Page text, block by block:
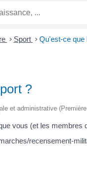
> Sport > Qu'est-ce que
?
et administrative
vous (et les
recensement-